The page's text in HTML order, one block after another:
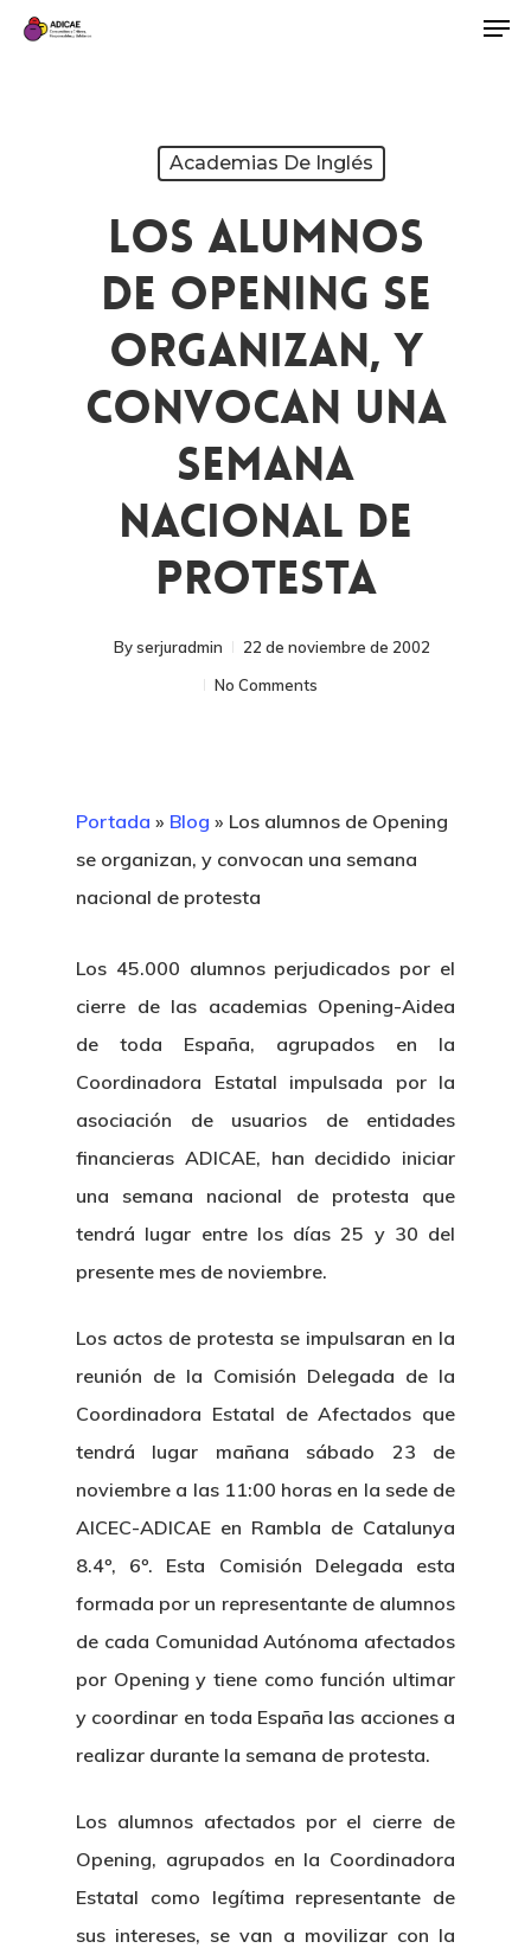
Academias De Inglés
Los Alumnos
De Opening Se
Organizan, Y
Convocan Una
Semana
Nacional De
Protesta
Byserjuradmin
22 de noviembre de 2002
No Comments
Portada » Blog » Los alumnos de Opening
se organizan, y convocan una semana
nacional de protesta
Los 45.000 alumnos perjudicados por el
cierre de las academias Opening-Aidea
de toda España, agrupados en la
Coordinadora Estatal impulsada por la
asociación de usuarios de entidades
financieras ADICAE, han decidido iniciar
una semana nacional de protesta que
tendrá lugar entre los días 25 y 30 del
presente mes de noviembre.
Los actos de protesta se impulsaran en la
reunión de la Comisión Delegada de la
Coordinadora Estatal de Afectados que
tendrá lugar mañana sábado 23 de
noviembre a las 11:00 horas en la sede de
AICEC-ADICAE en Rambla de Catalunya
8.4º, 6º. Esta Comisión Delegada esta
formada por un representante de alumnos
de cada Comunidad Autónoma afectados
por Opening y tiene como función ultimar
y coordinar en toda España las acciones a
realizar durante la semana de protesta.
Los alumnos afectados por el cierre de
Opening, agrupados en la Coordinadora
Estatal como legítima representante de
sus intereses, se van a movilizar con la